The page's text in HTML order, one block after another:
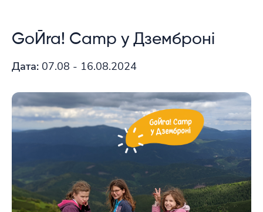
GoЙra! Camp у Дземброні
Дата: 07.08 - 16.08.2024